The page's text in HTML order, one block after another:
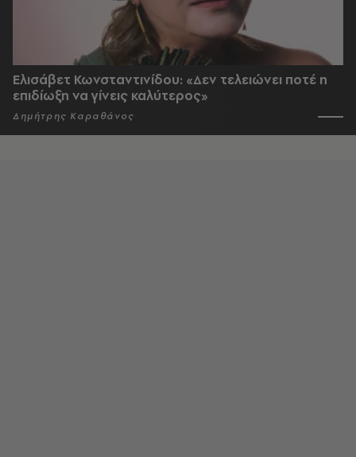
Ελισάβετ Κωνσταντινίδου: «Δεν τελειώνει ποτέ η
επιδίωξη να γίνεις καλύτερος»
Δημήτρης Καραθάνος